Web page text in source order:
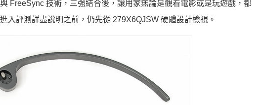
FreeSync 技術，三強結合後，讓用家無論是觀看電影或是玩遊戲，都
入評測詳盡說明之前，仍先從 279X6QJSW 硬體設計檢視。